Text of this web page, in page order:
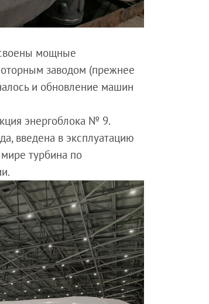
мощные
заводом (прежнее
и обновление машин
энергоблока № 9.
введена в эксплуатацию
турбина по